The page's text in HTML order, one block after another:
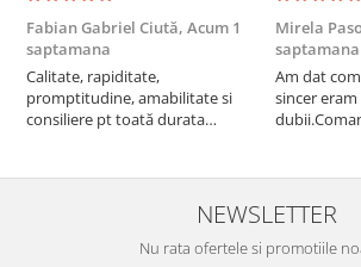
Fabian Gabriel Ciută, Acum 1
saptamana
Calitate, rapiditate,
promptitudine, amabilitate si
consiliere pt toată durata
Mirela
saptamana
Am dat
sincer eram
treaba,va
rapiditate si
NEWSLETTER
Nu rata ofertele si promotiile